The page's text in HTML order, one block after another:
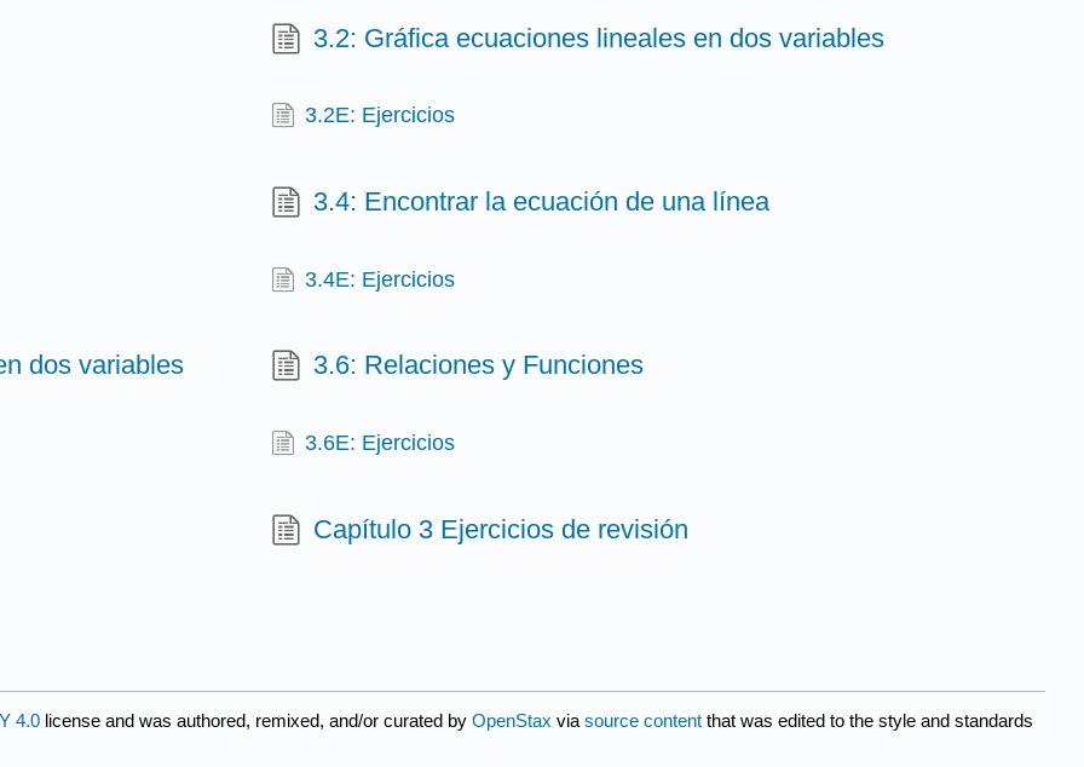
3.2: Gráfica ecuaciones lineales en dos variables
3.2E: Ejercicios
3.4: Encontrar la ecuación de una línea
3.4E: Ejercicios
dos variables 3.6: Relaciones y Funciones
3.6E: Ejercicios
Capítulo 3 Ejercicios de revisión
4.0 license and was authored, remixed, and/or curated by OpenStax via source content that was edited to the style and standards